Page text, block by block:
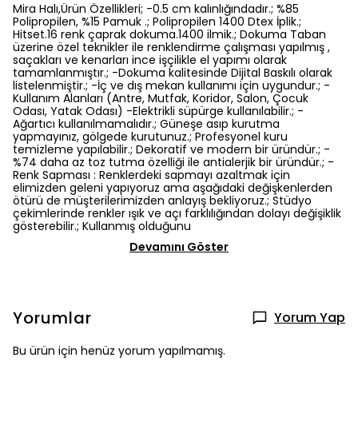
Mira Halı,Ürün Özellikleri; -0.5 cm kalınlığındadır.; %85
Polipropilen, %15 Pamuk .; Polipropilen 1400 Dtex İplik.;
Hitset.16 renk çaprak dokuma.1400 ilmik.; Dokuma Taban
üzerine özel teknikler ile renklendirme çalışması yapılmış ,
saçakları ve kenarları ince işçilikle el yapımı olarak
tamamlanmıştır.; -Dokuma kalitesinde Dijital Baskılı olarak
listelenmiştir.; -İç ve dış mekan kullanımı için uygundur.; -
Kullanım Alanları (Antre, Mutfak, Koridor, Salon, Çocuk
Odası, Yatak Odası) -Elektrikli süpürge kullanılabilir.; -
Ağartıcı kullanılmamalıdır.; Güneşe asıp kurutma
yapmayınız, gölgede kurutunuz.; Profesyonel kuru
temizleme yapılabilir.; Dekoratif ve modern bir üründür.; -
%74 daha az toz tutma özelliği ile antialerjik bir üründür.; -
Renk Sapması : Renklerdeki sapmayı azaltmak için
elimizden geleni yapıyoruz ama aşağıdaki değişkenlerden
ötürü de müşterilerimizden anlayış bekliyoruz.; Stüdyo
çekimlerinde renkler ışık ve açı farklılığından dolayı değişiklik
gösterebilir.; Kullanmış olduğunu
Devamını Göster
Yorumlar Yorum Yap
Bu ürün için henüz yorum yapılmamış.